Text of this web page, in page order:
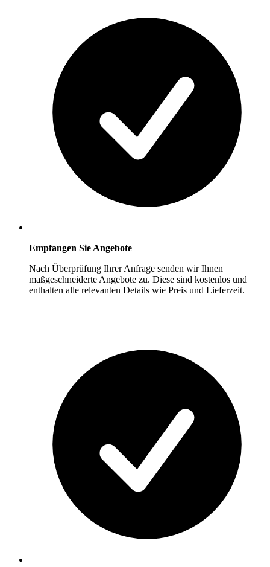
Empfangen Sie Angebote
Nach Überprüfung Ihrer Anfrage senden wir Ihnen
maßgeschneiderte Angebote zu. Diese sind kostenlos und
enthalten alle relevanten Details wie Preis und Lieferzeit.